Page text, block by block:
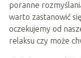
poranne
warto zastanowić
oczekujemy od
relaksu czy może